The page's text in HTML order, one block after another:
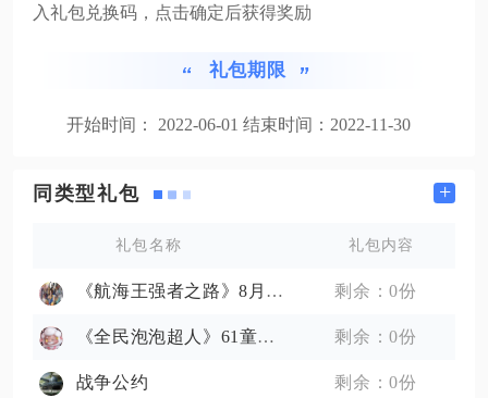
入礼包兑换码，点击确定后获得奖励
礼包期限
开始时间： 2022-06-01 结束时间：2022-11-30
同类型礼包 +
礼包名称 礼包内容
《航海王强者之路》8月媒体礼包 剩余：0份
《全民泡泡超人》61童年礼包 剩余：0份
战争公约 剩余：0份